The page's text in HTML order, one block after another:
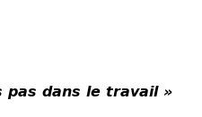
pas dans le travail »